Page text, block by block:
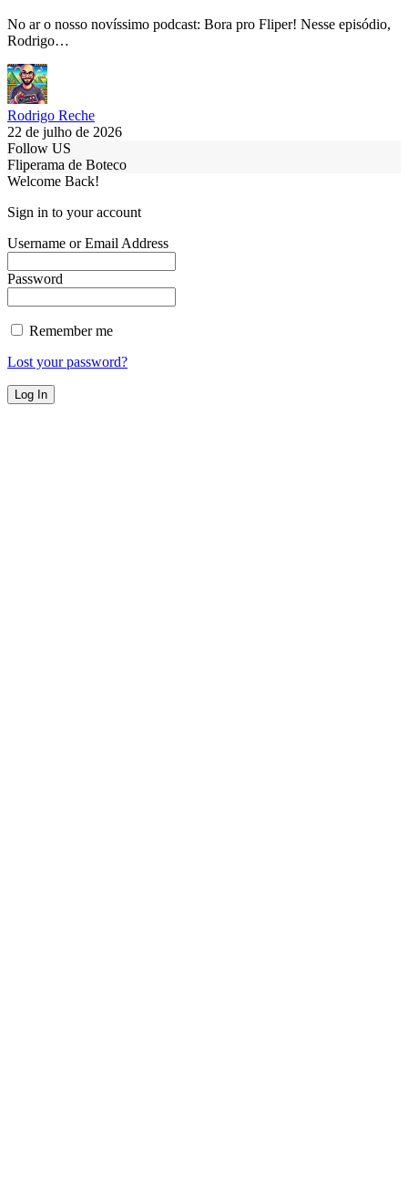
No ar o nosso novíssimo podcast: Bora pro Fliper! Nesse episódio,
Rodrigo…
Rodrigo Reche
22 de julho de 2026
Follow US
Fliperama de Boteco
Welcome Back!
Sign in to your account
Username or Email Address
Password
Remember me
Lost your password?